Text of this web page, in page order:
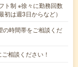
ト制 ※徐々に勤務回数
は週3日からなど）
時間帯をご相談くだ
相談ください！